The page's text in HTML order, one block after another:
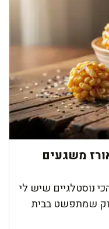
משגעים
נוסטלגיים שיש לי
שמתפשט בבית